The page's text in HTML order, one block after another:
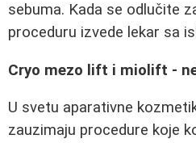
sebuma. Kada se odlučite
proceduru izvede lekar sa
Cryo mezo lift i miolift -
U svetu aparativne
zauzimaju procedure koje